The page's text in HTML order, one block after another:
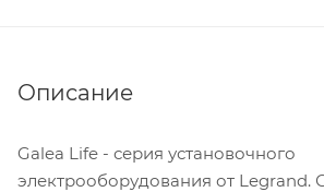
Описание
Galea Life - серия установочного
электрооборудования от Legrand.